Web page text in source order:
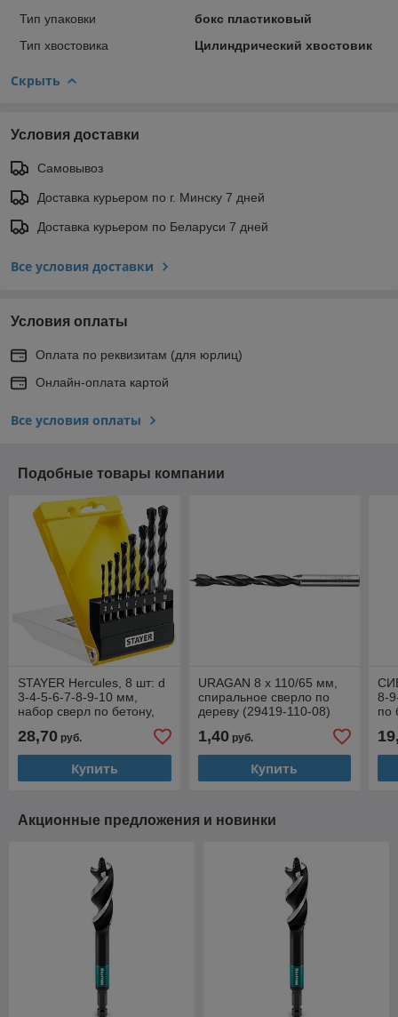
Тип упаковки
бокс пластиковый
Тип хвостовика
Цилиндрический хвостовик
Скрыть
Условия доставки
Самовывоз
Доставка курьером по г. Минску 7 дней
Доставка курьером по Беларуси 7 дней
Все условия доставки
Условия оплаты
Оплата по реквизитам (для юрлиц)
Онлайн-оплата картой
Все условия оплаты
Подобные товары компании
STAYER Hercules, 8 шт: d
3-4-5-6-7-8-9-10 мм,
набор сверл по бетону,
28,70 руб.
Купить
URAGAN 8 x 110/65 мм,
спиральное сверло по
дереву (29419-110-08)
1,40руб.
Купить
8-
по
Акционные предложения и новинки